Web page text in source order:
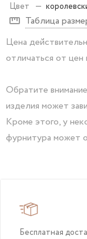
Цвет —
Таблица
Цена
отличаться от цен
Обратите
изделия может
Кроме этого, у
фурнитура может
Бесплатная